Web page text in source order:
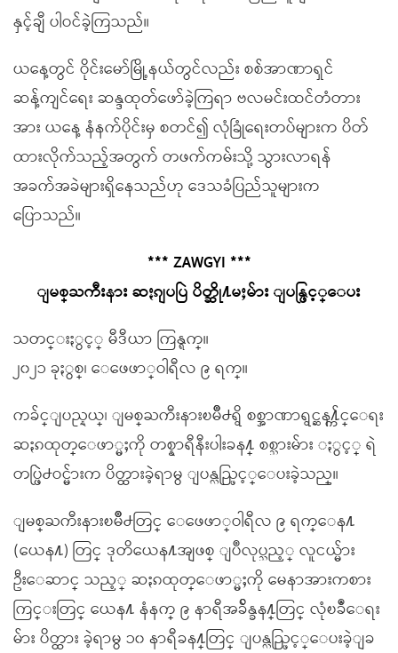
နှင့်ချီ ပါဝင်ခဲ့ကြသည်။
ယနေ့တွင် ဝိုင်းမော်မြို့နယ်တွင်လည်း စစ်အာဏာရှင်
ဆန့်ကျင်ရေး ဆန္ဒထုတ်ဖော်ခဲ့ကြရာ ဗလမင်းထင်တံတား
အား ယနေ့ နံနက်ပိုင်းမှ စတင်၍ လုံခြုံရေးတပ်များက ပိတ်
ထားလိုက်သည့်အတွက် တဖက်ကမ်းသို့ သွားလာရန်
အခက်အခဲများရှိနေသည်ဟု ဒေသခံပြည်သူများက
ပြောသည်။
*** ZAWGYI ***
ျမစ္ႀကီးနား ဆႏၵျပပြဲ ပိတ္ဆို႔မႈမ်ား ျပန္ဖြင့္ေပး
သတင္းႏွင့္ မီဒီယာ ကြန္ရက္။
၂၀၂၁ ခုႏွစ္၊ ေဖေဖာ္ဝါရီလ ၉ ရက္။
ကခ်င္ျပည္နယ္၊ ျမစ္ႀကီးနားၿမိဳ႕ရွိ စစ္အာဏာရွင္ဆန႔္က်င္ေရး
ဆႏၵထုတ္ေဖာ္မႈကို တစ္နာရီနီးပါးခန႔္ စစ္သားမ်ား ႏွင့္ ရဲ
တပ္ဖြဲ႕ဝင္မ်ားက ပိတ္ထားခဲ့ရာမွ ျပန္လည္ဖြင့္ေပးခဲ့သည္။
ျမစ္ႀကီးနားၿမိဳ႕တြင္ ေဖေဖာ္ဝါရီလ ၉ ရက္ေန႔
(ယေန႔) တြင္ ဒုတိယေန႔အျဖစ္ ျပဳလုပ္သည့္ လူငယ္မ်ား
ဦးေဆာင္ သည့္ ဆႏၵထုတ္ေဖာ္မႈကို မေနာအားကစား
ကြင္းတြင္ ယေန႔ နံနက္ ၉ နာရီအခ်ိန္ခန႔္တြင္ လုံၿခဳံေရး
မ်ား ပိတ္ထား ခဲ့ရာမွ ၁၀ နာရီခန႔္တြင္ ျပန္လည္ဖြင့္ေပးခဲ့ျခ